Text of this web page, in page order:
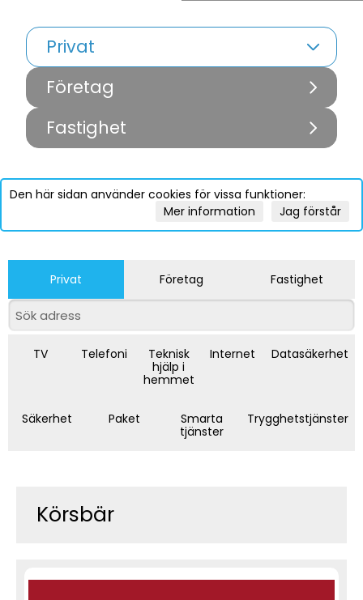
Privat
Företag
Fastighet
Den här sidan använder cookies för vissa funktioner:
Jag förstår
Mer information
Privat Företag Fastighet
TV Telefoni
Teknisk
hjälp i
hemmet
Internet Datasäkerhet
Säkerhet Paket
Smarta
tjänster
Trygghetstjänster
Körsbär